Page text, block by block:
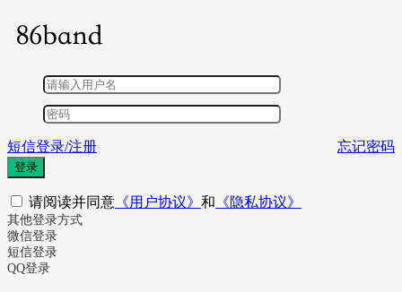
短信登录/注册 忘记密码
登录
请阅读并同意 《用户协议》 和 《隐私协议》
其他登录方式
微信登录
短信登录
QQ登录